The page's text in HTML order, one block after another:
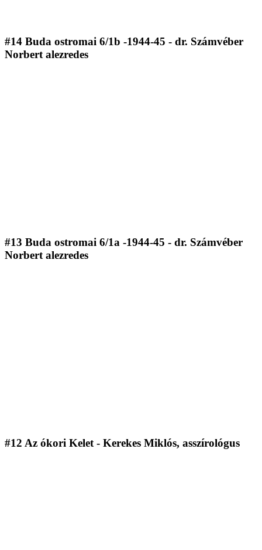
#14 Buda ostromai 6/1b -1944-45 - dr. Számvéber
Norbert alezredes
#13 Buda ostromai 6/1a -1944-45 - dr. Számvéber
Norbert alezredes
#12 Az ókori Kelet - Kerekes Miklós, asszírológus